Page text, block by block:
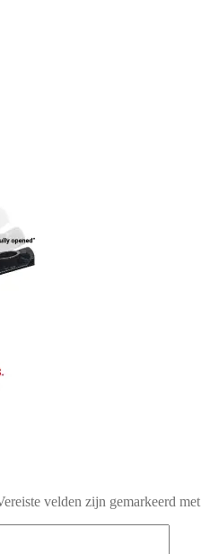
velden zijn gemarkeerd met